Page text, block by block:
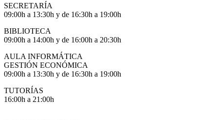
SECRETARÍA
09:00h a 13:30h y de 16:30h a 19:00h
BIBLIOTECA
09:00h a 14:00h y de 16:00h a 20:30h
AULA INFORMÁTICA
GESTIÓN ECONÓMICA
09:00h a 13:30h y de 16:30h a 19:00h
TUTORÍAS
16:00h a 21:00h